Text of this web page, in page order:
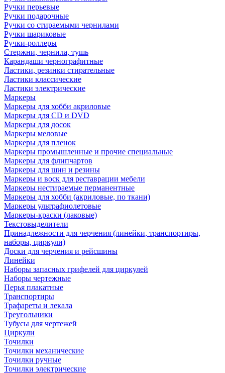
Ручки перьевые
Ручки подарочные
Ручки со стираемыми чернилами
Ручки шариковые
Ручки-роллеры
Стержни, чернила, тушь
Карандаши чернографитные
Ластики, резинки стирательные
Ластики классические
Ластики электрические
Маркеры
Маркеры для хобби акриловые
Маркеры для CD и DVD
Маркеры для досок
Маркеры меловые
Маркеры для пленок
Маркеры промышленные и прочие специальные
Маркеры для флипчартов
Маркеры для шин и резины
Маркеры и воск для реставрации мебели
Маркеры нестираемые перманентные
Маркеры для хобби (акриловые, по ткани)
Маркеры ультрафиолетовые
Маркеры-краски (лаковые)
Текстовыделители
Принадлежности для черчения (линейки, транспортиры,
наборы, циркули)
Доски для черчения и рейсшины
Линейки
Наборы запасных грифелей для циркулей
Наборы чертежные
Перья плакатные
Транспортиры
Трафареты и лекала
Треугольники
Тубусы для чертежей
Циркули
Точилки
Точилки механические
Точилки ручные
Точилки электрические